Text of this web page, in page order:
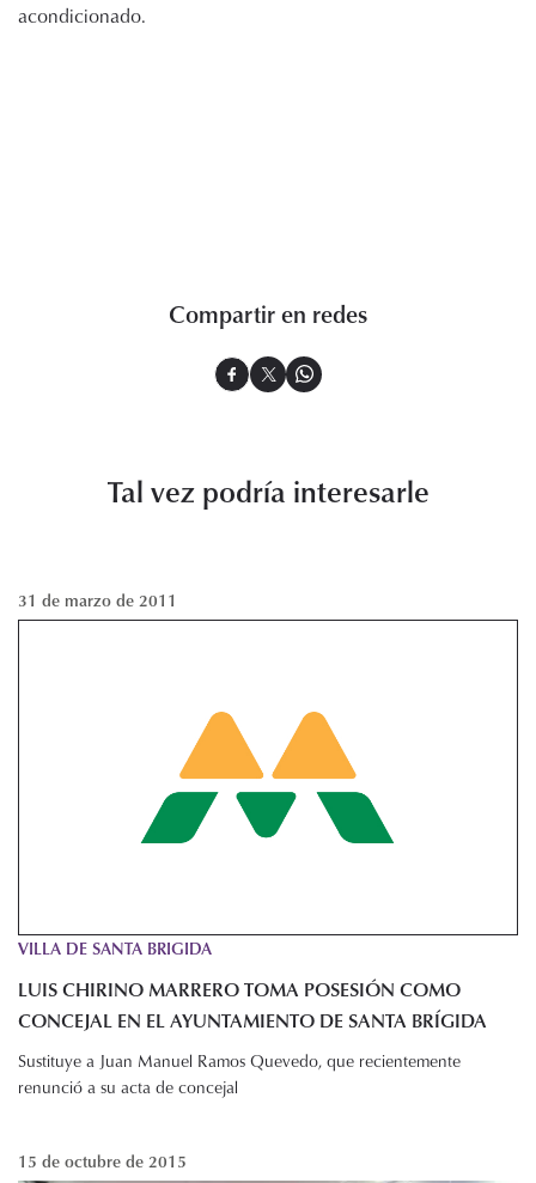
acondicionado.
Compartir en redes
Tal vez podría interesarle
31 de marzo de 2011
VILLA DE SANTA BRIGIDA
LUIS CHIRINO MARRERO TOMA POSESIÓN COMO
CONCEJAL EN EL AYUNTAMIENTO DE SANTA BRÍGIDA
Sustituye a Juan Manuel Ramos Quevedo, que recientemente
renunció a su acta de concejal
15 de octubre de 2015